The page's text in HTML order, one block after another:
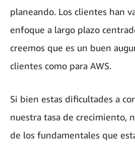
planeando. Los clientes han
enfoque a largo plazo
creemos que es un buen
clientes como para AWS.
Si bien estas dificultades a
nuestra tasa de crecimiento,
de los fundamentales que